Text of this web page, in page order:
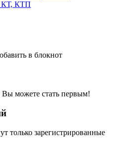
КТ, КТП
в блокнот
Вы можете стать первым!
только зарегистрированные